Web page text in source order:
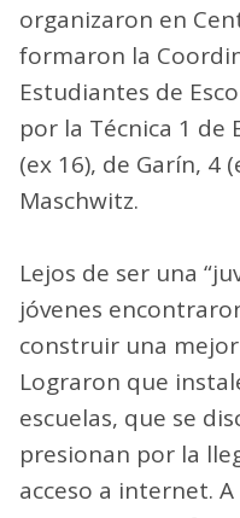
organizaron en
formaron la
Estudiantes de
por la Técnica 1 de
(ex 16), de Garín, 4
Maschwitz.
Lejos de ser una
jóvenes
construir una
Lograron que
escuelas, que se
presionan por la
acceso a internet.